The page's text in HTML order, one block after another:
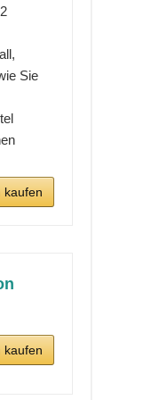
Sie
kaufen
kaufen